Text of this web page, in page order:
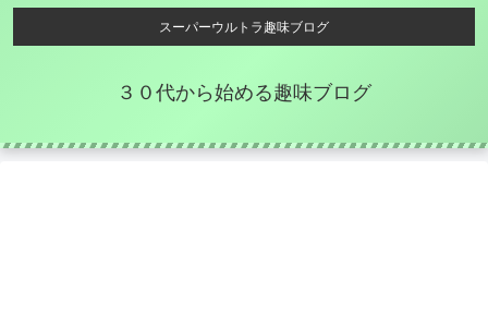
スーパーウルトラ趣味ブログ
３０代から始める趣味ブログ